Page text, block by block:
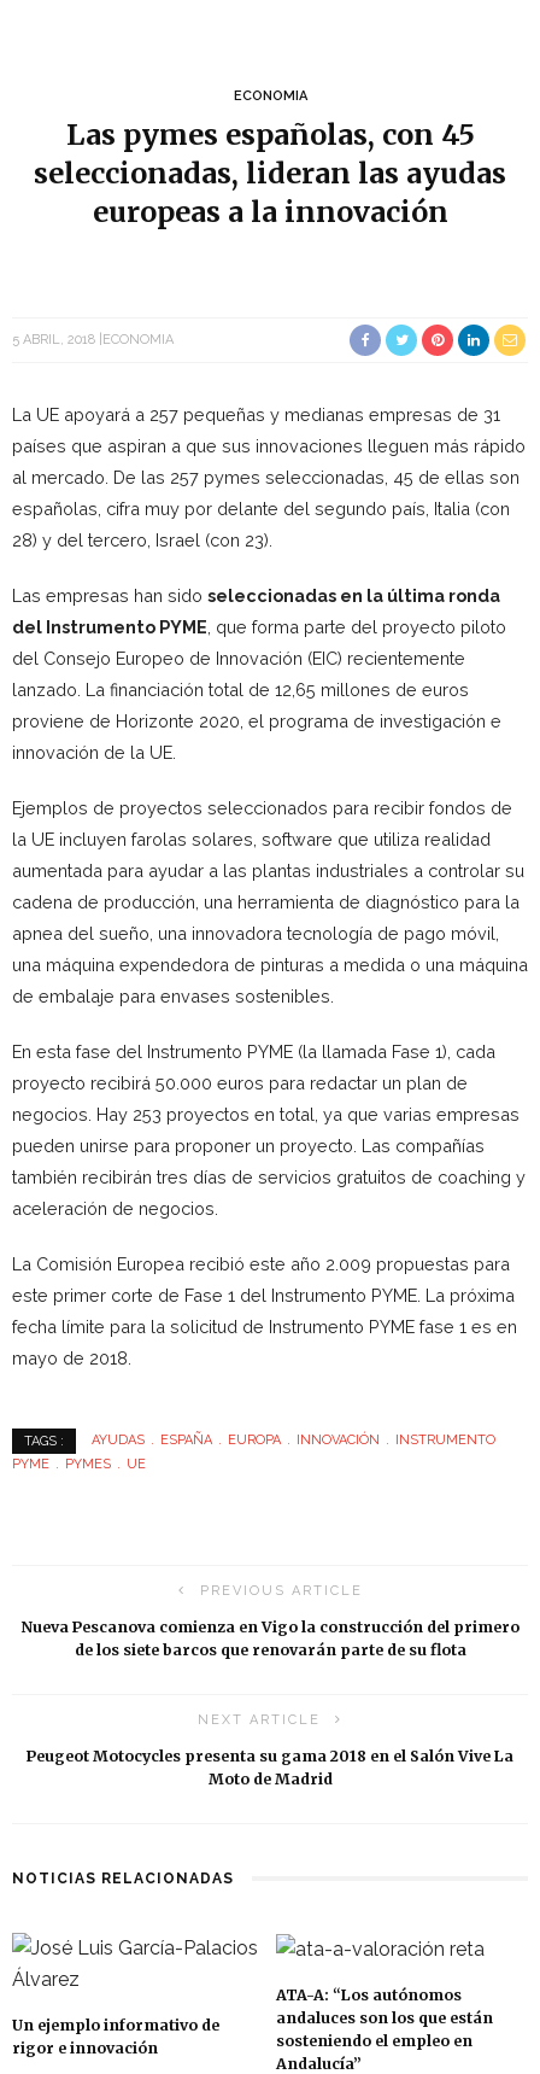
ECONOMIA
Las pymes españolas, con 45
seleccionadas, lideran las ayudas
europeas a la innovación
5 ABRIL, 2018 ECONOMIA
La UE apoyará a 257 pequeñas y medianas empresas de 31
países que aspiran a que sus innovaciones lleguen más rápido
al mercado. De las 257 pymes seleccionadas, 45 de ellas son
españolas, cifra muy por delante del segundo país, Italia (con
28) y del tercero, Israel (con 23).
Las empresas han sido seleccionadas en la última ronda
del Instrumento PYME , que forma parte del proyecto piloto
del Consejo Europeo de Innovación (EIC) recientemente
lanzado. La financiación total de 12,65 millones de euros
proviene de Horizonte 2020, el programa de investigación e
innovación de la UE.
Ejemplos de proyectos seleccionados para recibir fondos de
la UE incluyen farolas solares, software que utiliza realidad
aumentada para ayudar a las plantas industriales a controlar su
cadena de producción, una herramienta de diagnóstico para la
apnea del sueño, una innovadora tecnología de pago móvil,
una máquina expendedora de pinturas a medida o una máquina
de embalaje para envases sostenibles.
En esta fase del Instrumento PYME (la llamada Fase 1), cada
proyecto recibirá 50.000 euros para redactar un plan de
negocios. Hay 253 proyectos en total, ya que varias empresas
pueden unirse para proponer un proyecto. Las compañías
también recibirán tres días de servicios gratuitos de coaching y
aceleración de negocios.
La Comisión Europea recibió este año 2.009 propuestas para
este primer corte de Fase 1 del Instrumento PYME. La próxima
fecha límite para la solicitud de Instrumento PYME fase 1 es en
mayo de 2018.
TAGS : AYUDAS ESPAÑA EUROPA INNOVACIÓN
INSTRUMENTO
PYME
PYMES UE
PREVIOUS ARTICLE
Nueva Pescanova comienza en Vigo la construcción del primero
de los siete barcos que renovarán parte de su flota
NEXT ARTICLE
Peugeot Motocycles presenta su gama 2018 en el Salón Vive La
Moto de Madrid
NOTICIAS RELACIONADAS
Un ejemplo informativo de
rigor e innovación
ATA-A: “Los autónomos
andaluces son los que están
sosteniendo el empleo en
Andalucía”